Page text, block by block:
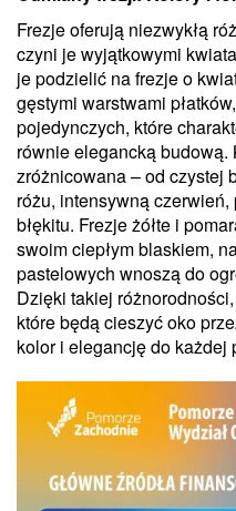
Frezje oferują niezwykłą
czyni je wyjątkowymi
je podzielić na frezje o
gęstymi warstwami
pojedynczych, które
równie elegancką
zróżnicowana – od czystej
różu, intensywną
błękitu. Frezje żółte i
swoim ciepłym blaskiem,
pastelowych wnoszą do
Dzięki takiej
które będą cieszyć oko
kolor i elegancję do każdej